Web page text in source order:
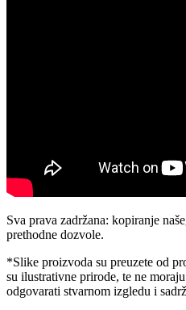
Sva prava zadržana: kopiranje
prethodne dozvole.
*Slike proizvoda su preuzete od
su ilustrativne prirode, te ne
odgovarati stvarnom izgledu i